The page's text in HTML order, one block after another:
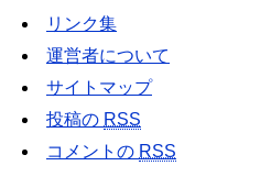
リンク集
運営者について
サイトマップ
投稿の RSS
コメントの RSS